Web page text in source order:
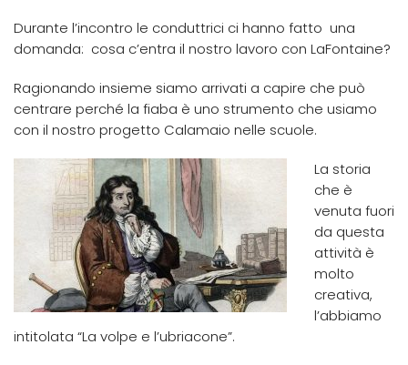
Durante l’incontro le conduttrici ci hanno fatto una
domanda: cosa c’entra il nostro lavoro con LaFontaine?
Ragionando insieme siamo arrivati a capire che può
centrare perché la fiaba è uno strumento che usiamo
con il nostro progetto Calamaio nelle scuole.
La storia
che è
venuta fuori
da questa
attività è
molto
creativa,
l’abbiamo
intitolata “La volpe e l’ubriacone”.